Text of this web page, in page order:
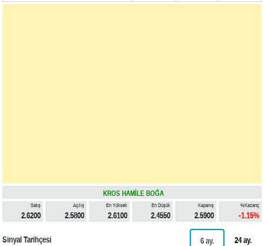
KROS HAMİLE BOĞA
Satış
2.6200
Açılış
2.5800
En Yüksek
2.6100
En Düşük
2.4550
Kapanış
2.5900
%Kazanç
-1.15%
Sinyal Tarihçesi 6 ay. 24 ay.